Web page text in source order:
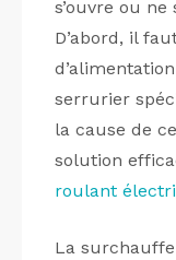
s’ouvre ou
D’abord, il
serrurier
la cause de
solution
roulant
La